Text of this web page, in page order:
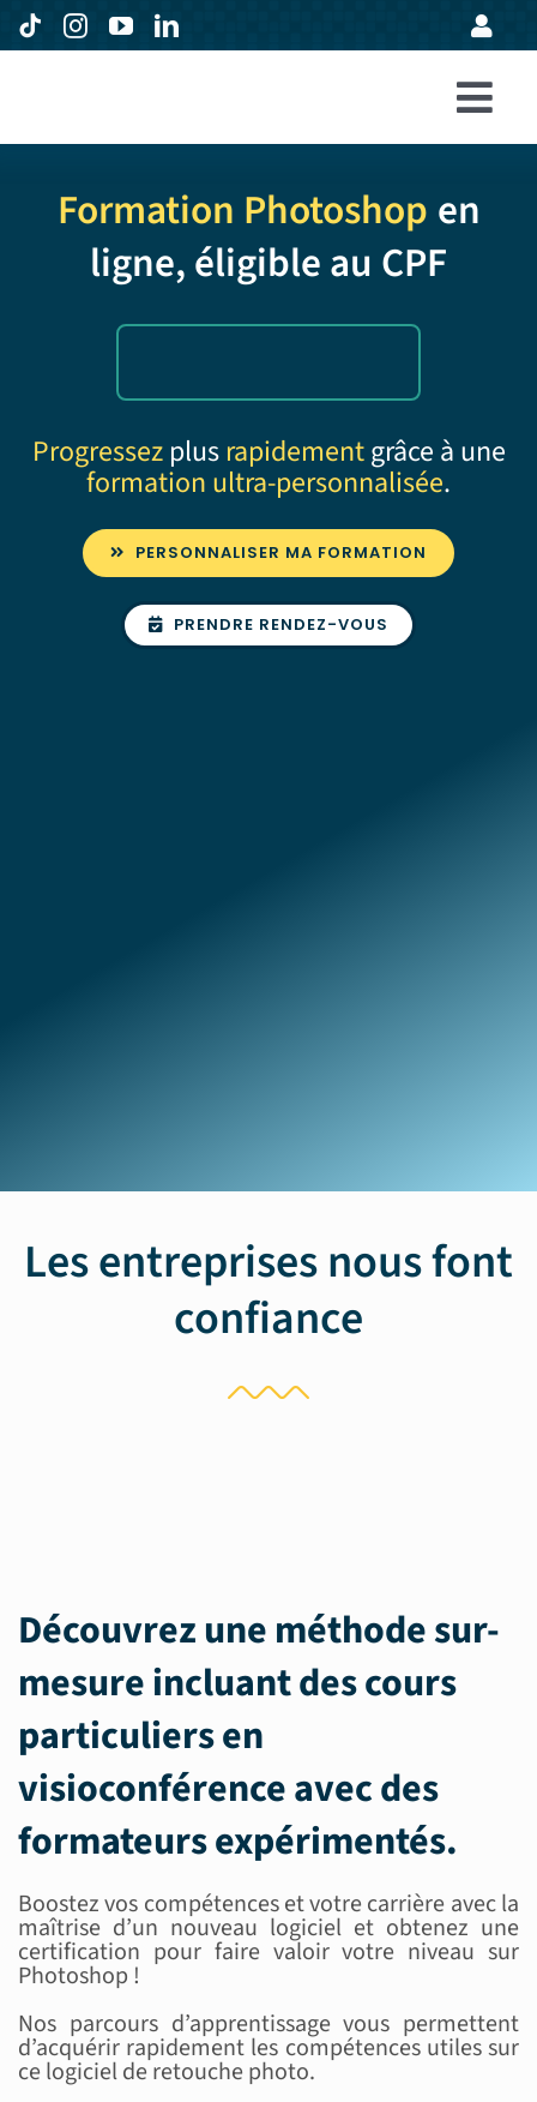
Passer
au
Formations
Entreprises
Avis
À propos
Formation Photoshop en
ligne, éligible au CPF
Progressez plus rapidementgrâce à une
formation ultra-personnalisée.
PERSONNALISER MA FORMATION
PRENDRE RENDEZ-VOUS
Les entreprises nous font
confiance
Découvrez une méthode sur-
mesure incluant descours
particuliers en
visioconférenceavec des
formateurs expérimentés.
Boostez vos compétences et votre carrière avec la
maîtrise d’un nouveau logiciel et obtenez une
certification pour faire valoir votre niveau sur
Photoshop !
Nos parcours d’apprentissage vous permettent
d’acquérir rapidement les compétences utiles sur
ce logiciel de retouche photo.